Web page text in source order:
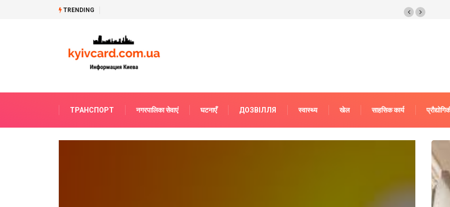
TRENDING
ТРАНСПОРТ नगरपालिका सेवाएं घटनाएँ ДОЗВІЛЛЯ स्वास्थ्य खेल साहसिक कार्य